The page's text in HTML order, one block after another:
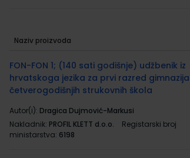
proizvodi
Naziv proizvoda
FON-FON 1; (140 sati godišnje) udžbenik iz
hrvatskoga jezika za prvi razred
četverogodišnjih strukovnih škola
Autor(i): Dragica Dujmović-Markusi
Nakladnik: PROFIL KLETT d.o.o.
Registarski broj
ministarstva: 6198